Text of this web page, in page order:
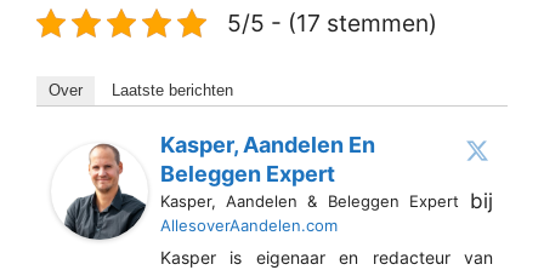
5/5 - (17 stemmen)
Over Laatste berichten
Kasper, Aandelen En
Beleggen Expert
Kasper, Aandelen & Beleggen Expert bij
AllesoverAandelen.com
Kasper is eigenaar en redacteur van